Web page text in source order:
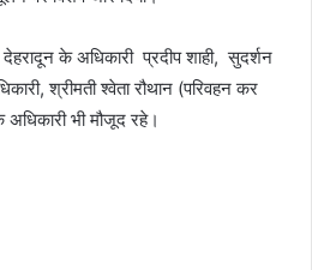
देहरादून के अधिकारी प्रदीप शाही, सुदर्शन
श्रीमती श्वेता रौथान (परिवहन कर
भी मौजूद रहे।